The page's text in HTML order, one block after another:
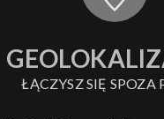
ŁĄCZYSZ SIĘ SPOZA